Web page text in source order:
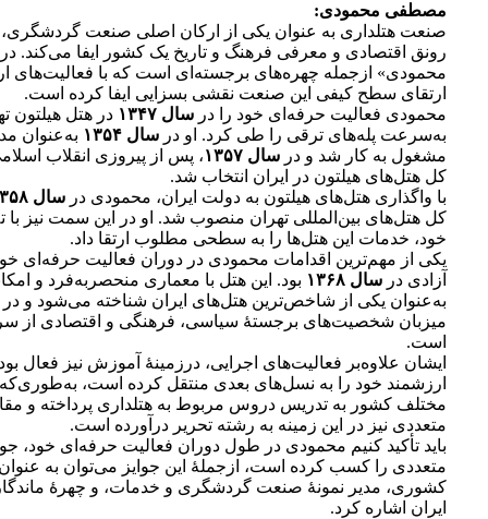
مصطفی محمودی:
صنعت هتلداری به عنوان یکی از ارکان اصلی صنعت
رونق اقتصادی و معرفی فرهنگ و تاریخ یک کشور ایفا می‌کند.
محمودی» ازجمله چهره‌های برجسته‌ای است که با فعالیت‌های
ارتقای سطح کیفی این صنعت نقشی بسزایی ایفا کرده است.
محمودی فعالیت حرفه‌ای خود را در سال ۱۳۴۷
در هتل هیلتون
به‌سرعت پله‌های ترقی را طی کرد. او در سال ۱۳۵۴
به‌عنوان
مشغول به کار شد و در سال ۱۳۵۷
، پس از پیروزی انقلاب
کل هتل‌های هیلتون در ایران انتخاب شد.
با واگذاری هتل‌های هیلتون به دولت ایران، محمودی در سال ۱۳۵۸
کل هتل‌های بین‌المللی تهران منصوب شد. او در این سمت نیز با
خود، خدمات این هتل‌ها را به سطحی مطلوب ارتقا داد.
یکی از مهم‌ترین اقدامات محمودی در دوران فعالیت حرفه‌ای
آزادی در سال ۱۳۶۸
بود. این هتل با معماری منحصربه‌فرد و
به‌عنوان یکی از شاخص‌ترین هتل‌های ایران شناخته می‌شود و
میزبان شخصیت‌های برجستۀ سیاسی، فرهنگی و اقتصادی از
است.
ایشان علاوه‌بر فعالیت‌های اجرایی، درزمینۀ آموزش نیز فعال
ارزشمند خود را به نسل‌های بعدی منتقل کرده است،
مختلف کشور به تدریس دروس مربوط به هتلداری پرداخته و
متعددی نیز در این زمینه به رشته تحریر درآورده است.
باید تأکید کنیم محمودی در طول دوران فعالیت حرفه‌ای خود،
متعددی را کسب کرده است، ازجملۀ این جوایز می‌توان به عنوان
کشوری، مدیر نمونۀ صنعت گردشگری و خدمات، و چهرۀ
ایران اشاره کرد.